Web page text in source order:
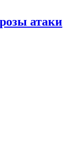
атаки